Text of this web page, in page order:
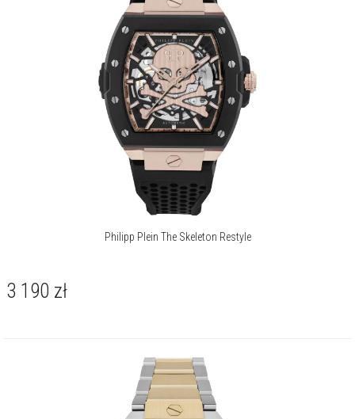
nich znaleźć zarówno ponadczasowe, eleganckie wzory, jak i bardziej
ekstrawaganckie stylizacje.
Philipp Plein The Skeleton Restyle
3 190 zł